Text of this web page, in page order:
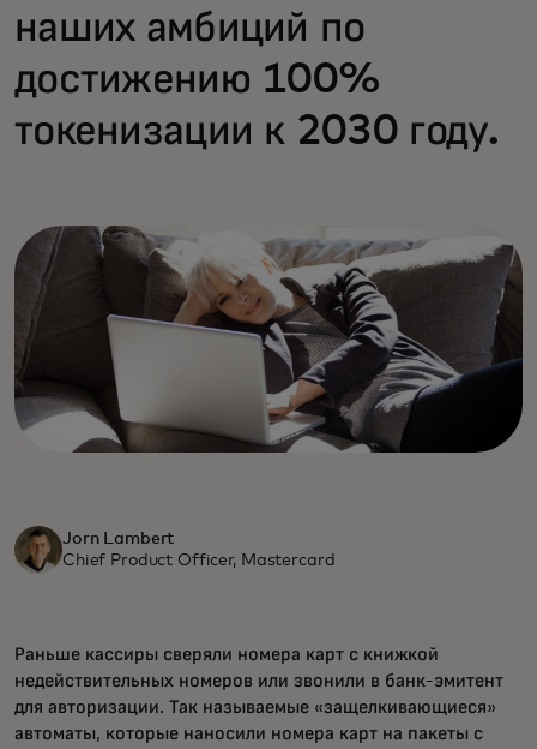
наших амбиций по
достижению 100%
токенизации к 2030 году.
Jorn Lambert
Chief Product Officer, Mastercard
Раньше кассиры сверяли номера карт с книжкой
недействительных номеров или звонили в банк-эмитент
для авторизации. Так называемые «защелкивающиеся»
автоматы, которые наносили номера карт на пакеты с